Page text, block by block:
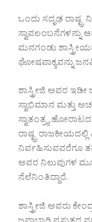
ಒಂದು ಸದೃಢ
ಸ್ವಾವಲಂಬನೆಗಳನ್ನು
ಮನಗಂಡು
ಘೋಷವಾಕ್ಯವನ್ನು
ಶಾಸ್ತ್ರೀಜಿ ಅವರ
ಸ್ವಾಭಿಮಾನ ಮತ್ತು
ಸ್ವಾತಂತ್ರ್ಯ
ರಾಷ್ಟ್ರ
ನಿರ್ವಹಿಸುವವರೆಗೂ
ಅವರ ನಿಲುವುಗಳ
ನೆಲೆನಿಂತಿದ್ದಾರೆ.
ಶಾಸ್ತ್ರೀಜಿ ಅವರು